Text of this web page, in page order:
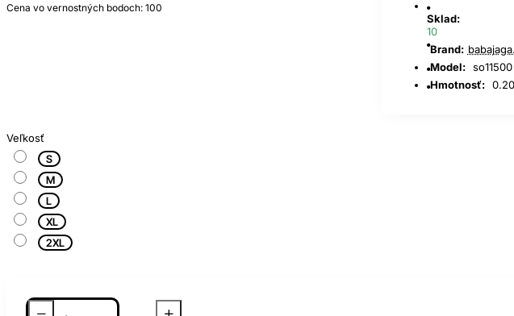
Cena vo vernostných bodoch: 100
Sklad:
10
Brand:
Model: so11500
Hmotnosť:
Veľkosť
S
M
L
XL
2XL